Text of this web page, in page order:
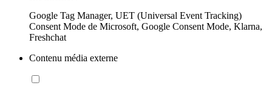
Google Tag Manager, UET (Universal Event Tracking)
Consent Mode de Microsoft, Google Consent Mode, Klarna,
Freshchat
Contenu média externe